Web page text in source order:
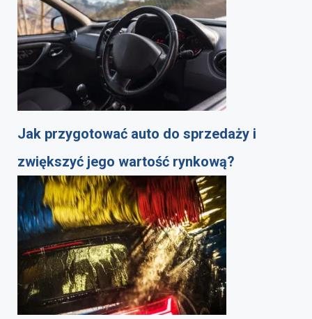
Jak przygotować auto do sprzedaży i
zwiększyć jego wartość rynkową?